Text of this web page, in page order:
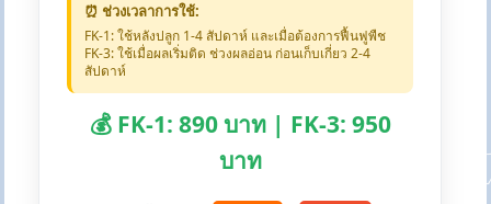
⏰ ช่วงเวลาการใช้:
FK-1: ใช้หลังปลูก 1-4 สัปดาห์ และเมื่อต้องการฟื้นฟูพืช
FK-3: ใช้เมื่อผลเริ่มติด ช่วงผลอ่อน ก่อนเก็บเกี่ยว 2-4
สัปดาห์
💰 FK-1: 890 บาท | FK-3: 950
บาท